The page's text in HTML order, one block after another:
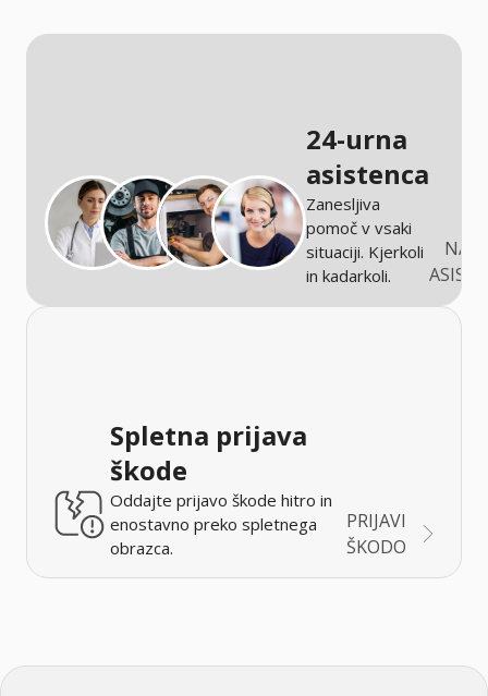
24-urna
asistenca
Zanesljiva
pomoč v vsaki
situaciji. Kjerkoli
in kadarkoli.
Spletna prijava
škode
Oddajte prijavo škode hitro in
enostavno preko spletnega
obrazca.
PRIJAVI
ŠKODO